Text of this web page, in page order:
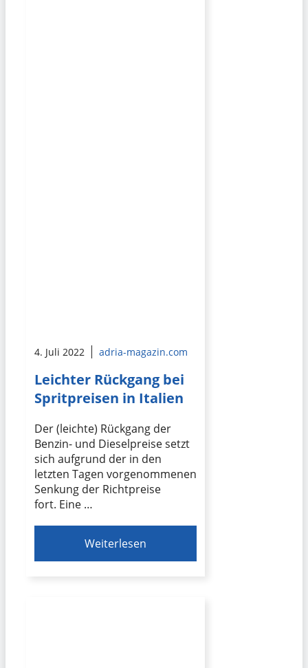
4. Juli 2022 adria-magazin.com
Leichter Rückgang bei
Spritpreisen in Italien
Der (leichte) Rückgang der
Benzin- und Dieselpreise setzt
sich aufgrund der in den
letzten Tagen vorgenommenen
Senkung der Richtpreise
fort. Eine …
Weiterlesen